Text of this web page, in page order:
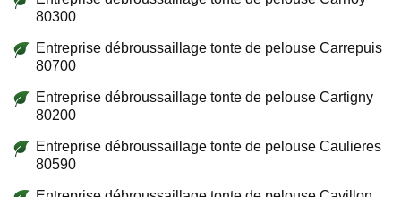
80300
Entreprise débroussaillage tonte de pelouse Carrepuis
80700
Entreprise débroussaillage tonte de pelouse Cartigny
80200
Entreprise débroussaillage tonte de pelouse Caulieres
80590